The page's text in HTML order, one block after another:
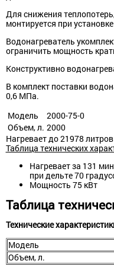
Для снижения
монтируется при
Водонагреватель
ограничить мощность
Конструктивно
В комплект поставки
0,6 МПа.
Модель
2000-75-0
Объем, л. 2000
Нагревает до 21978
Таблица технических
Нагревает за 131
при дельте 70
Мощность 75 кВт
Таблица
Технические
Модель
Объем, л.